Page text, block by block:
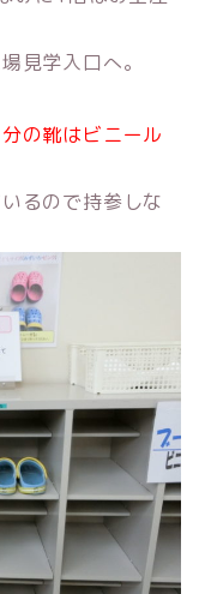
見学入口へ。
の靴はビニール
るので持参しな